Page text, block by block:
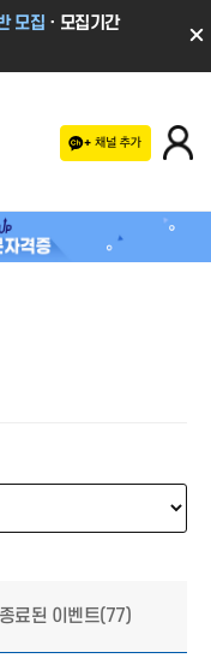
모집 · 모집기간
대학교 원격교육원
종료된 이벤트(77)